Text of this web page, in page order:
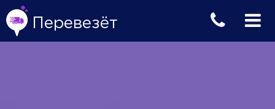
Перевезёт